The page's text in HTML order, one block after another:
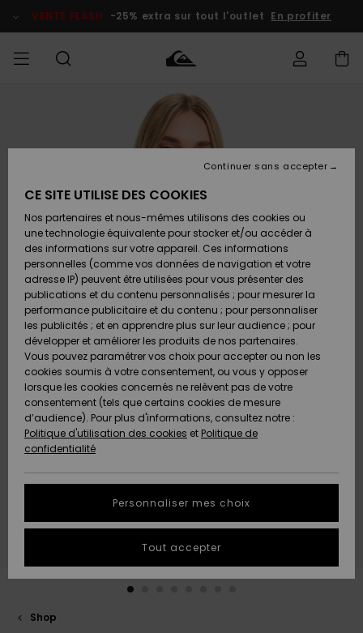
l'information
le
VENTE FLASH -25% extra sur tout l'outlet En profiter
Vêtements
Accessoires
Chaussures
& Tongs
Surf
Snow
Nouveautés
A
Découvrir
Vêtements
Accessoires
Chaussures
& Tongs
Surf
Snow
Nouveautés
A
Découvrir
FEMME
Shop
Nouveautés
A
Découvrir
Snow
SURF
Surf Shop
Homme
Enfant
Highlights
Communauté
SNOW
Snow
Shop
Homme
Snow
Shop
Enfant
Snow
Shop
Femme
A
Découvrir
Communauté
VENTE
FLASH
Outlet
Homme
Enfant
Outlet
Femme
Préférences
Langue Et
Région
français
Nederlands
AIDE &
CONTACT
Accéder à
ma
commande
Retours
Paiement
Carte
Cadeau
Quiksilver
Freedom
Protection
des données
Démarrez
pour obtenir
COLLECTION
Shop
CE SITE UTILISE DES COOKIES
Nos partenaires et nous-mêmes utilisons des cookies ou
une technologie équivalente pour stocker et/ou accéder à
des informations sur votre appareil. Ces informations
personnelles (comme vos données de navigation et votre
adresse IP) peuvent être utilisées pour vous présenter des
publications et du contenu personnalisés ; pour mesurer la
performance publicitaire et du contenu ; pour personnaliser
les publicités ; et en apprendre plus sur leur audience ; pour
développer et améliorer les produits de nos partenaires.
Vous pouvez paramétrer vos choix pour accepter ou non les
cookies soumis à votre consentement, ou vous y opposer
lorsque les cookies concernés ne relèvent pas de votre
consentement (tels que certains cookies de mesure
d’audience). Pour plus d'informations, consultez notre :
Politique d'utilisation des cookies et Politique de
confidentialité
Personnaliser mes choix
Continuer sans accepter
Tout accepter